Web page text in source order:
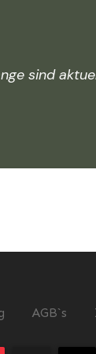
sind
AGB`s